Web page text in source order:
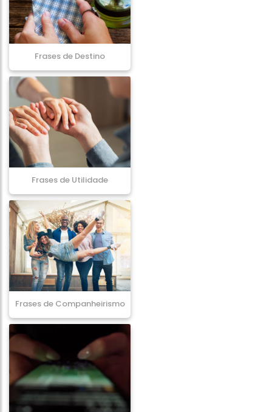
Frases de Destino
Frases de Utilidade
Frases de Companheirismo